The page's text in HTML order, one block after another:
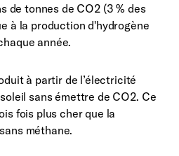
de tonnes de CO2 (3 % des
à la production d'hydrogène
année.
à partir de l’électricité
sans émettre de CO2. Ce
fois plus cher que la
méthane.